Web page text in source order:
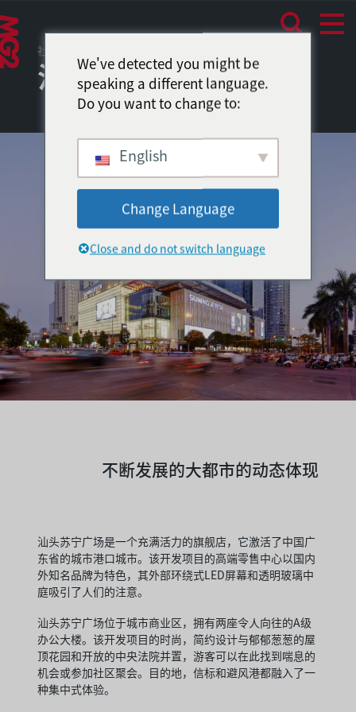
社区环境
汕头苏宁广场
不断发展的大都市的动态体现
汕头苏宁广场是一个充满活力的旗舰店，它激活了中国广
东省的城市港口城市。该开发项目的高端零售中心以国内
外知名品牌为特色，其外部环绕式LED屏幕和透明玻璃中
庭吸引了人们的注意。
汕头苏宁广场位于城市商业区，拥有两座令人向往的A级
办公大楼。该开发项目的时尚，简约设计与郁郁葱葱的屋
顶花园和开放的中央法院并置，游客可以在此找到喘息的
机会或参加社区聚会。目的地，信标和避风港都融入了一
种集中式体验。
We've detected you might be
speaking a different language.
Do you want to change to:
English
Change Language
Close and do not switch language